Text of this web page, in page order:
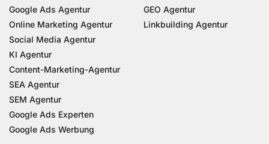
Google Ads Agentur
Online Marketing Agentur
Social Media Agentur
KI Agentur
Content-Marketing-Agentur
SEA Agentur
SEM Agentur
Google Ads Experten
Google Ads Werbung
GEO Agentur
Linkbuilding Agentur